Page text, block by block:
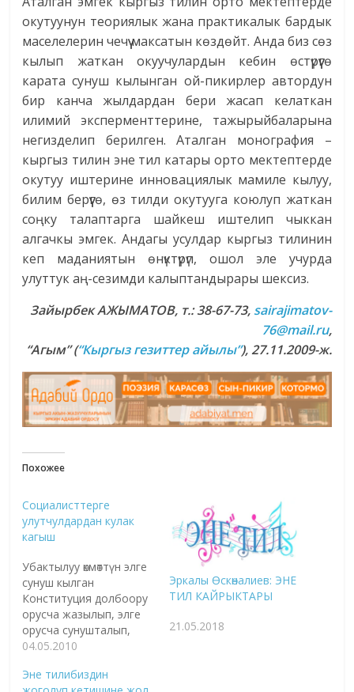
окутуунун теориялык жана практикалык бардык
маселелерин чечүү максатын көздөйт. Анда биз сөз
кылып жаткан окуучулардын кебин өстүрүүгө
карата сунуш кылынган ой-пикирлер автордун
бир канча жылдардан бери жасап келаткан
илимий эксперменттерине, тажырыйбаларына
негизделип берилген. Аталган монография –
кыргыз тилин эне тил катары орто мектептерде
окутуу иштерине инновациялык мамиле кылуу,
билим берүүгө, өз тилди окутууга коюлуп жаткан
соңку талаптарга шайкеш иштелип чыккан
алгачкы эмгек. Андагы усулдар кыргыз тилинин
кеп маданиятын өнүктүрүп, ошол эле учурда
улуттук аң-сезимди калыптандырары шексиз.
Зайырбек АЖЫМАТОВ, т.: 38-67-73, sairajimatov-
76@mail.ru,
“Агым” (“Кыргыз гезиттер айылы”), 27.11.2009-ж.
Похожее
Социалисттерге
улутчулдардан кулак
кагыш
Убактылуу өкмөттүн элге
сунуш кылган
Конституция долбоору
орусча жазылып, элге
орусча сунушталып,
эми араң кыргызчага
эле учурда аны
04.05.2010
Эркалы Өскөналиев: ЭНЕ
ТИЛ КАЙРЫКТАРЫ
21.05.2018
Эне тилибиздин